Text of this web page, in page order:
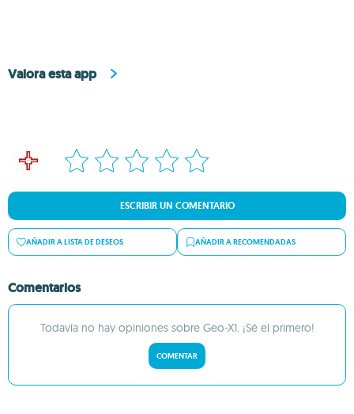
Valora esta app
ESCRIBIR UN COMENTARIO
AÑADIR A LISTA DE DESEOS AÑADIR A RECOMENDADAS
Comentarios
Todavía no hay opiniones sobre Geo-X1. ¡Sé el primero!
COMENTAR